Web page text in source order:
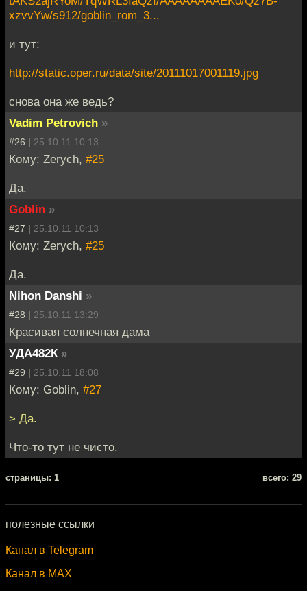
xzvvYw/s912/goblin_rom_3...
и тут:
http://static.oper.ru/data/site/20111017001119.jpg
снова она же ведь?
Vadim Petrovich »
#26 | 25.10.11 10:13
Кому: Zerych, #25
Да.
Goblin »
#27 | 25.10.11 10:13
Кому: Zerych, #25
Да.
Nihon Danshi »
#28 | 25.10.11 13:29
Красивая солнечная дама
УДА482К »
#29 | 25.10.11 18:08
Кому: Goblin, #27
> Да.
Что-то тут не чисто.
cтраницы: 1 всего: 29
полезные ссылки
Канал в Telegram
Канал в MAX